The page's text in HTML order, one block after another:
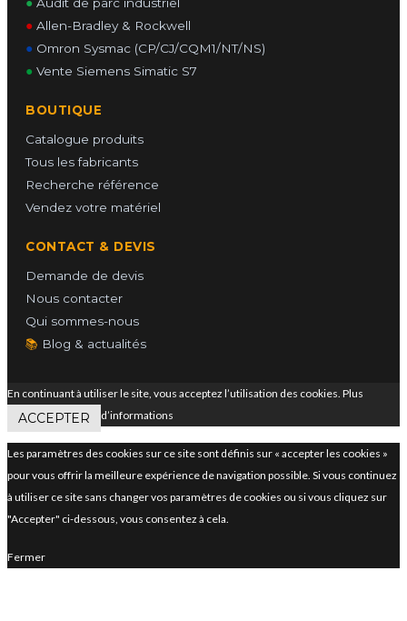
● Allen-Bradley & Rockwell
● Omron Sysmac (CP/CJ/CQM1/NT/NS)
● Vente Siemens Simatic S7
BOUTIQUE
Catalogue produits
Tous les fabricants
Recherche référence
Vendez votre matériel
CONTACT & DEVIS
Demande de devis
Nous contacter
Qui sommes-nous
📚 Blog & actualités
En continuant à utiliser le site, vous acceptez l’utilisation des cookies. Plus
d’informations
ACCEPTER
Les paramètres des cookies sur ce site sont définis sur « accepter les cookies »
pour vous offrir la meilleure expérience de navigation possible. Si vous continuez
à utiliser ce site sans changer vos paramètres de cookies ou si vous cliquez sur
"Accepter" ci-dessous, vous consentez à cela.
Fermer